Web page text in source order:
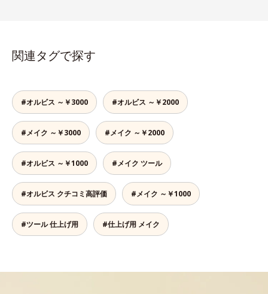
関連タグで探す
#オルビス ～￥3000 #オルビス ～￥2000
#メイク ～￥3000 #メイク ～￥2000
#オルビス ～￥1000 #メイク ツール
#オルビス クチコミ高評価 #メイク ～￥1000
#ツール 仕上げ用 #仕上げ用 メイク